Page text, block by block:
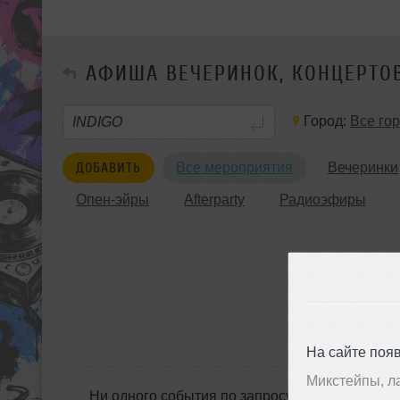
На сайте
Микстейпы,
АФИША ВЕЧЕРИНОК,
Город: Все
ДОБАВИТЬ Все мероприятия Вечеринки
Опен-эйры Afterparty Радиоэфиры
Ни одного события по запросу